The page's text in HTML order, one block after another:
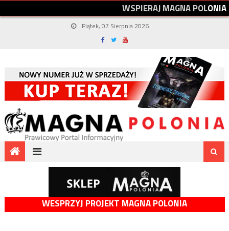
WSPIERAJMAGNAPOLONIA
Piątek, 07 Sierpnia 2026
WESPRZYJ PROJEKT MAGNA POLONIA